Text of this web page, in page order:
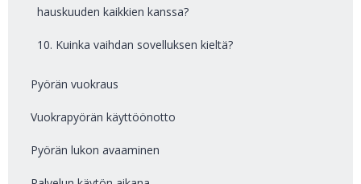
hauskuuden kaikkien kanssa?
10. Kuinka vaihdan sovelluksen kieltä?
Pyörän vuokraus
Vuokrapyörän käyttöönotto
Pyörän lukon avaaminen